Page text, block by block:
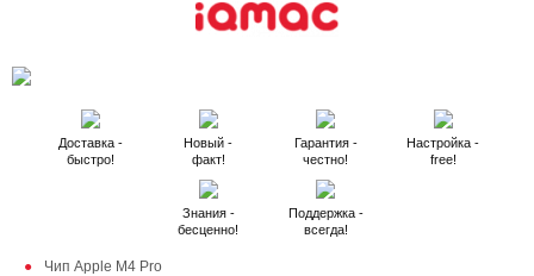
Доставка -
быстро!
Новый -
факт!
Гарантия -
честно!
Настройка -
free!
Знания -
бесценно!
Поддержка -
всегда!
Чип Apple M4 Pro